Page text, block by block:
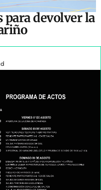
para devolver la